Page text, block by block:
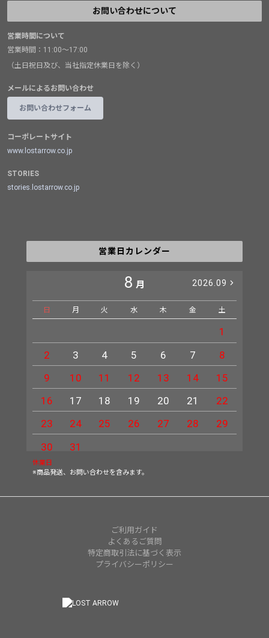
お問い合わせについて
営業時間について
営業時間：11:00～17:00
（土日祝日及び、当社指定休業日を除く）
メールによるお問い合わせ
お問い合わせフォーム
コーポレートサイト
www.lostarrow.co.jp
STORIES
stories.lostarrow.co.jp
営業日カレンダー
8 月 2026.09
日 月 火 水 木 金 土
1
2
3 4 5 6 7
8
9
10 11 12 13 14
15
16
17 18 19 20 21
22
23
24 25 26 27 28
29
30
31
休業日
※商品発送、お問い合わせを含みます。
ご利用ガイド
よくあるご質問
特定商取引法に基づく表示
プライバシーポリシー